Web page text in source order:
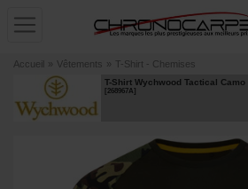
Accueil » Vêtements » T-Shirt - Chemises
T-Shirt Wychwood Tactical Camo
[268967A]